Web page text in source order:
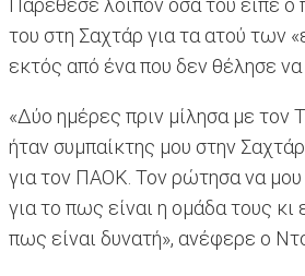
Παρέθεσε λοιπόν όσα του είπε ο
του στη Σαχτάρ για τα ατού των
εκτός από ένα που δεν θέλησε
«Δύο ημέρες πριν μίλησα με τον
ήταν συμπαίκτης μου στην
για τον ΠΑΟΚ. Τον ρώτησα να μου
για το πως είναι η ομάδα τους κι
πως είναι δυνατή», ανέφερε ο